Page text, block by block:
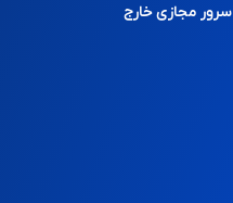
سرور مجازی خارج